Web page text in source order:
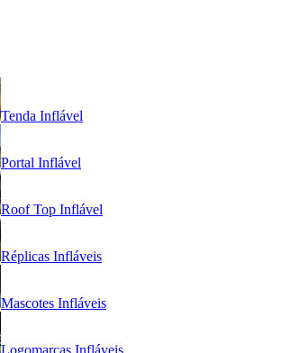
Tenda Inflável
Portal Inflável
Roof Top Inflável
Réplicas Infláveis
Mascotes Infláveis
Logomarcas Infláveis